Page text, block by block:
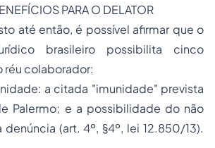
PARA O DELATOR
até então, é possível afirmar que o
brasileiro possibilita cinco
réu colaborador:
a citada "imunidade" prevista
Palermo; e a possibilidade do não
(art. 4º, §4º, lei 12.850/13).